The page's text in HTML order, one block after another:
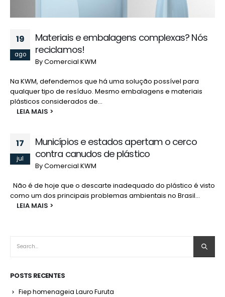
19
ago
Materiais e embalagens complexas? Nós
reciclamos!
ByComercial KWM
Na KWM, defendemos que há uma solução possível para
qualquer tipo de resíduo. Mesmo embalagens e materiais
plásticos considerados de...
LEIA MAIS
17
jul
Municípios e estados apertam o cerco
contra canudos de plástico
ByComercial KWM
Não é de hoje que o descarte inadequado do plástico é visto
como um dos principais problemas ambientais no Brasil...
LEIA MAIS
POSTS RECENTES
Fiep homenageia Lauro Furuta